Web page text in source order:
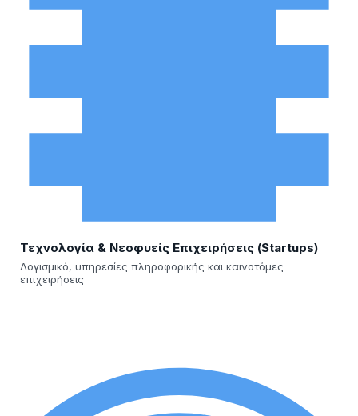
Τεχνολογία & Νεοφυείς Επιχειρήσεις (Startups)
Λογισμικό, υπηρεσίες πληροφορικής και καινοτόμες
επιχειρήσεις